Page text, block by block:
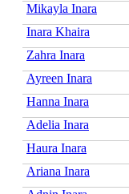
Mikayla Inara
Inara Khaira
Zahra Inara
Ayreen Inara
Hanna Inara
Adelia Inara
Haura Inara
Ariana Inara